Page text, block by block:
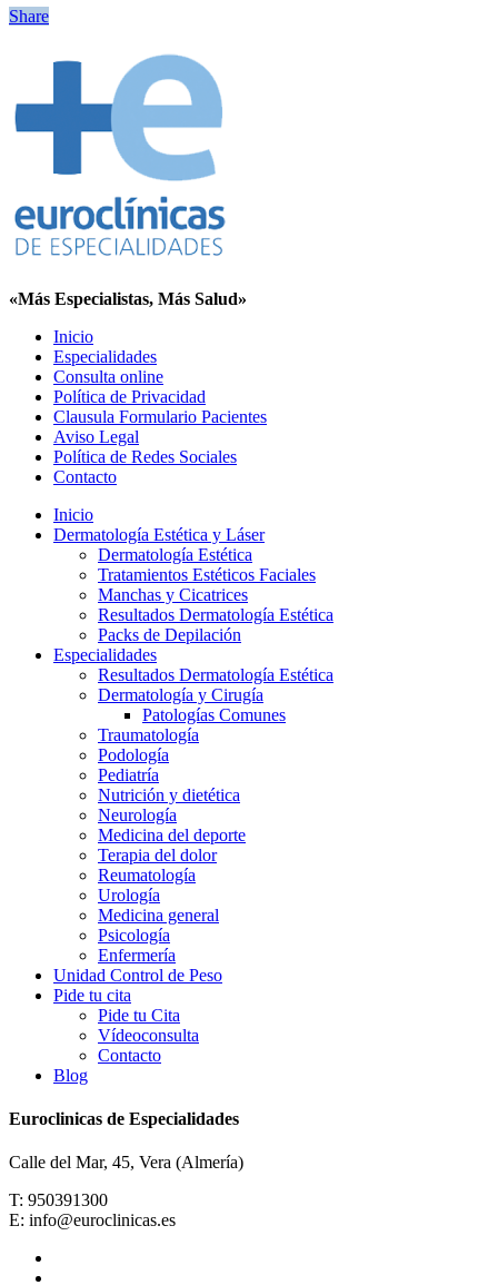
Share
«Más Especialistas, Más Salud»
Inicio
Especialidades
Consulta online
Política de Privacidad
Clausula Formulario Pacientes
Aviso Legal
Política de Redes Sociales
Contacto
Inicio
Dermatología Estética y Láser
Dermatología Estética
Tratamientos Estéticos Faciales
Manchas y Cicatrices
Resultados Dermatología Estética
Packs de Depilación
Especialidades
Resultados Dermatología Estética
Dermatología y Cirugía
Patologías Comunes
Traumatología
Podología
Pediatría
Nutrición y dietética
Neurología
Medicina del deporte
Terapia del dolor
Reumatología
Urología
Medicina general
Psicología
Enfermería
Unidad Control de Peso
Pide tu cita
Pide tu Cita
Vídeoconsulta
Contacto
Blog
Euroclinicas de Especialidades
Calle del Mar, 45, Vera (Almería)
T: 950391300
E: info@euroclinicas.es